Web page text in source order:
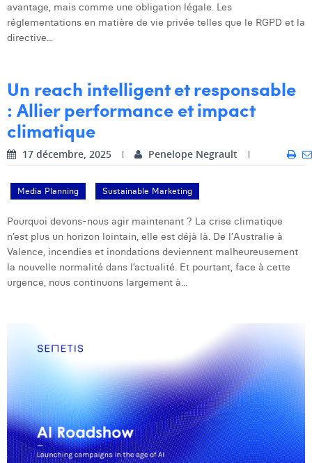
Sebastiaan Reeskamp
Thomas Riis
Victor Hayot
William Rezette
Yaël Vanhoe
avantage, mais comme une obligation légale. Les
réglementations en matière de vie privée telles que le RGPD et la
directive...
Un reach intelligent et responsable
: Allier performance et impact
climatique
17 décembre, 2025 Penelope Negrault
Media Planning Sustainable Marketing
Pourquoi devons-nous agir maintenant ? La crise climatique
n’est plus un horizon lointain, elle est déjà là. De l’Australie à
Valence, incendies et inondations deviennent malheureusement
la nouvelle normalité dans l’actualité. Et pourtant, face à cette
urgence, nous continuons largement à...